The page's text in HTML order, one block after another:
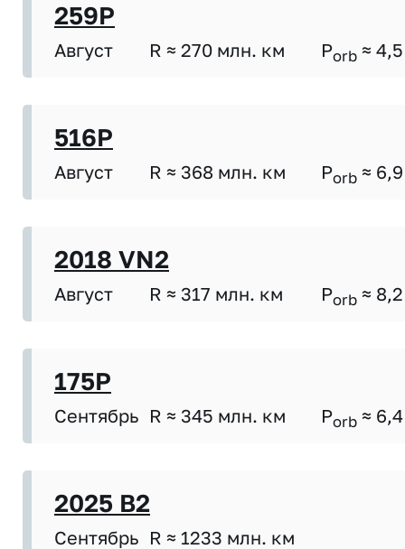
259P
Август R ≈ 270 млн. км Porb ≈ 4,5
516P
Август R ≈ 368 млн. км Porb ≈ 6,9
2018 VN2
Август R ≈ 317 млн. км Porb ≈ 8,2
175P
Сентябрь R ≈ 345 млн. км Porb ≈ 6,4
2025 B2
Сентябрь R ≈ 1233 млн. км